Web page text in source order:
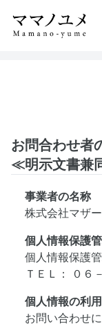
お問合わせ者
≪明示文書兼
事業者の名称
株式会社マザ
個人情報保護
個人情報保
ＴＥＬ： ０６
個人情報の利
お問い合わせ